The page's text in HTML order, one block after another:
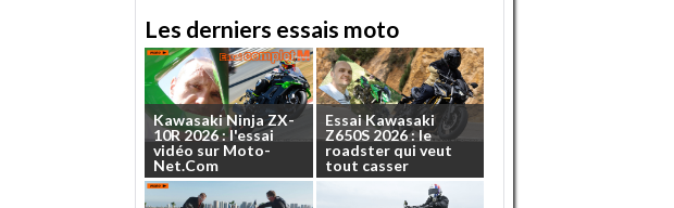
Les derniers essais moto
KawasakiNinja ZX-
10R2026: l'essai
vidéo sur Moto-
Net.Com
EssaiKawasaki
Z650S 2026:le
roadster qui veut
tout casser